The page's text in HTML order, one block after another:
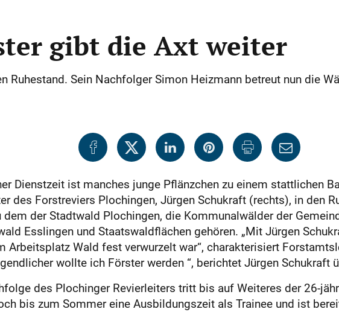
gibt die Axt weiter
Ruhestand. Sein Nachfolger Simon Heizmann betreut nun die
Dienstzeit ist manches junge Pflänzchen zu einem stattlichen
des Forstreviers Plochingen, Jürgen Schukraft (rechts), in den
dem der Stadtwald Plochingen, die Kommunalwälder der
Esslingen und Staatswaldflächen gehören. „Mit Jürgen
Arbeitsplatz Wald fest verwurzelt war“, charakterisiert
wollte ich Förster werden “, berichtet Jürgen Schukraft
des Plochinger Revierleiters tritt bis auf Weiteres der 26-
bis zum Sommer eine Ausbildungszeit als Trainee und ist